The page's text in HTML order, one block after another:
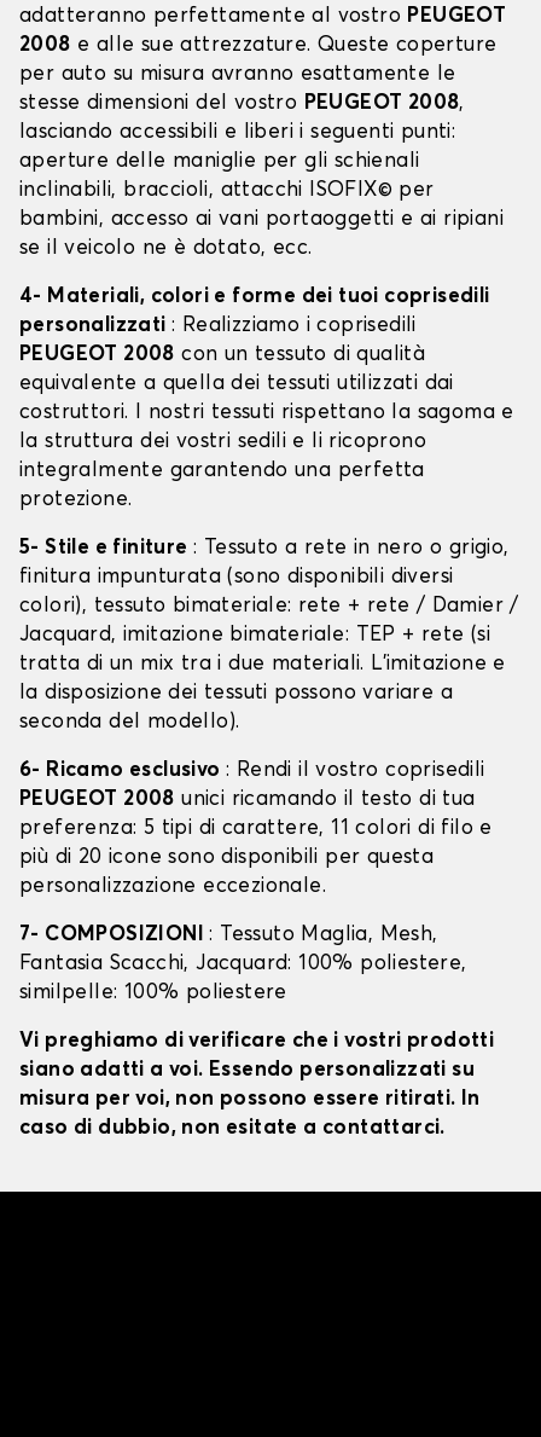
adatteranno perfettamente al vostro PEUGEOT
2008 e alle sue attrezzature. Queste coperture
per auto su misura avranno esattamente le
stesse dimensioni del vostro PEUGEOT 2008,
lasciando accessibili e liberi i seguenti punti:
aperture delle maniglie per gli schienali
inclinabili, braccioli, attacchi ISOFIX© per
bambini, accesso ai vani portaoggetti e ai ripiani
se il veicolo ne è dotato, ecc.
4- Materiali, colori e forme dei tuoi coprisedili
personalizzati: Realizziamo i coprisedili
PEUGEOT 2008 con un tessuto di qualità
equivalente a quella dei tessuti utilizzati dai
costruttori. I nostri tessuti rispettano la sagoma e
la struttura dei vostri sedili e li ricoprono
integralmente garantendo una perfetta
protezione.
5- Stile e finiture : Tessuto a rete in nero o grigio,
finitura impunturata (sono disponibili diversi
colori), tessuto bimateriale: rete + rete / Damier /
Jacquard, imitazione bimateriale: TEP + rete (si
tratta di un mix tra i due materiali. L'imitazione e
la disposizione dei tessuti possono variare a
seconda del modello).
6- Ricamo esclusivo : Rendi il vostro coprisedili
PEUGEOT 2008 unici ricamando il testo di tua
preferenza: 5 tipi di carattere, 11 colori di filo e
più di 20 icone sono disponibili per questa
personalizzazione eccezionale.
7- COMPOSIZIONI: Tessuto Maglia, Mesh,
Fantasia Scacchi, Jacquard: 100% poliestere,
similpelle: 100% poliestere
Vi preghiamo di verificare che i vostri prodotti
siano adatti a voi. Essendo personalizzati su
misura per voi, non possono essere ritirati. In
caso di dubbio, non esitate a contattarci.